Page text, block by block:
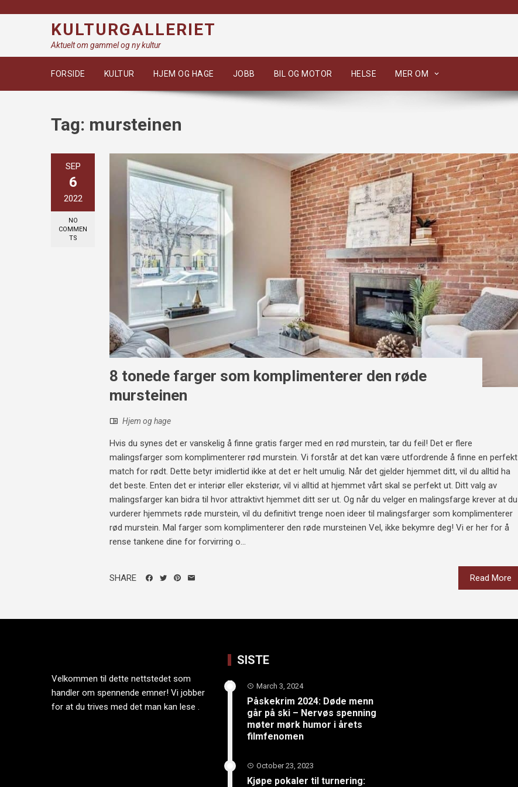
KULTURGALLERIET
Aktuelt om gammel og ny kultur
FORSIDE KULTUR HJEM OG HAGE JOBB BIL OG MOTOR HELSE MER OM
Tag: mursteinen
SEP
6
2022
NO
COMMEN
TS
8 tonede farger som komplimenterer den røde
mursteinen
Hjem og hage
Hvis du synes det er vanskelig å finne gratis farger med en rød murstein, tar du feil! Det er flere
malingsfarger som komplimenterer rød murstein. Vi forstår at det kan være utfordrende å finne en perfekt
match for rødt. Dette betyr imidlertid ikke at det er helt umulig. Når det gjelder hjemmet ditt, vil du alltid ha
det beste. Enten det er interiør eller eksteriør, vil vi alltid at hjemmet vårt skal se perfekt ut. Ditt valg av
malingsfarger kan bidra til hvor attraktivt hjemmet ditt ser ut. Og når du velger en malingsfarge krever at du
vurderer hjemmets røde murstein, vil du definitivt trenge noen ideer til malingsfarger som komplimenterer
rød murstein. Mal farger som komplimenterer den røde mursteinen Vel, ikke bekymre deg! Vi er her for å
rense tankene dine for forvirring o...
Read More
SHARE
Velkommen til dette nettstedet som
handler om spennende emner! Vi jobber
for at du trives med det man kan lese .
SISTE
March 3, 2024
Påskekrim 2024: Døde menn
går på ski – Nervøs spenning
møter mørk humor i årets
filmfenomen
October 23, 2023
Kjøpe pokaler til turnering: